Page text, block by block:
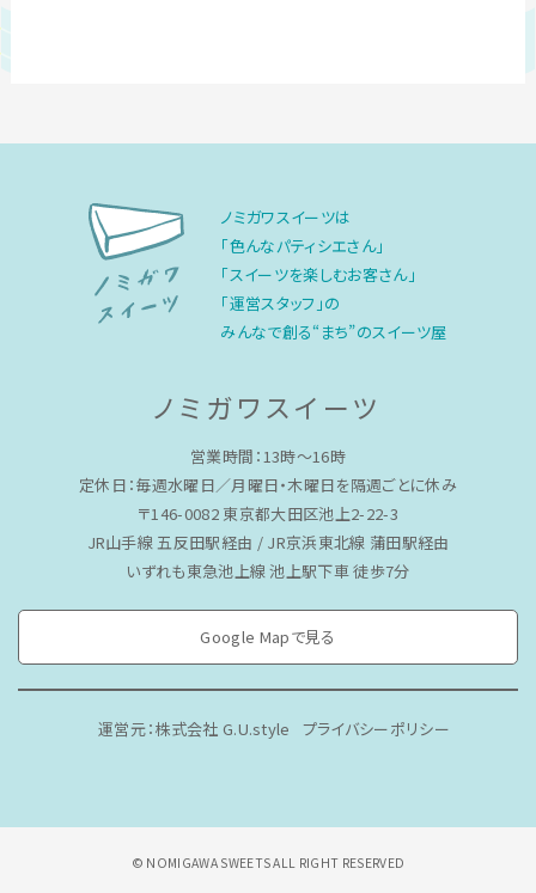
ノミガワスイーツは
「色んなパティシエさん」
「スイーツを楽しむお客さん」
「運営スタッフ」の
みんなで創る“まち”のスイーツ屋
ノミガワスイーツ
営業時間：13時〜16時
定休日：毎週水曜日／月曜日・木曜日を隔週ごとに休み
〒146-0082 東京都大田区池上2-22-3
JR山手線 五反田駅経由 / JR京浜東北線 蒲田駅経由
いずれも東急池上線 池上駅下車 徒歩7分
Google Mapで見る
運営元：株式会社 G.U.style プライバシーポリシー
© NOMIGAWA SWEETS ALL RIGHT RESERVED